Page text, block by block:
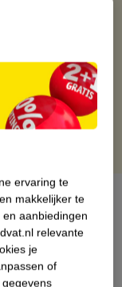
ervaring te
makkelijker te
aanbiedingen
relevante
je
of